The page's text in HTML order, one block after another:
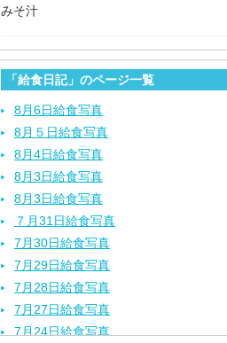
みそ汁
「給食日記」のページ一覧
8月6日給食写真
8月５日給食写真
8月4日給食写真
8月3日給食写真
8月3日給食写真
７月31日給食写真
7月30日給食写真
7月29日給食写真
7月28日給食写真
7月27日給食写真
7月24日給食写真